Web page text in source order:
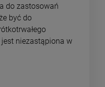
do zastosowań
być do
niezastąpiona w